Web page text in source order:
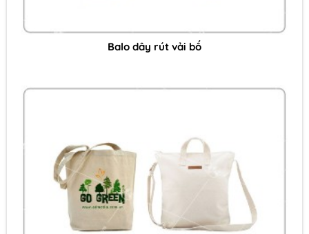
Balo dây rút vải bố